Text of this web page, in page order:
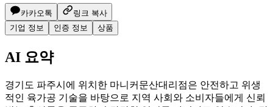
카카오톡
링크 복사
기업 정보
인증 정보 상품
AI 요약
경기도 파주시에 위치한 마니커문산대리점은 안전하고 위생
적인 육가공 기술을 바탕으로 지역 사회와 소비자들에게 신뢰